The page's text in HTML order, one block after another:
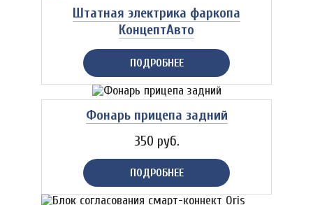
Штатная электрика фаркопа
КонцептАвто
ПОДРОБНЕЕ
Фонарь прицепа задний
350 руб.
ПОДРОБНЕЕ